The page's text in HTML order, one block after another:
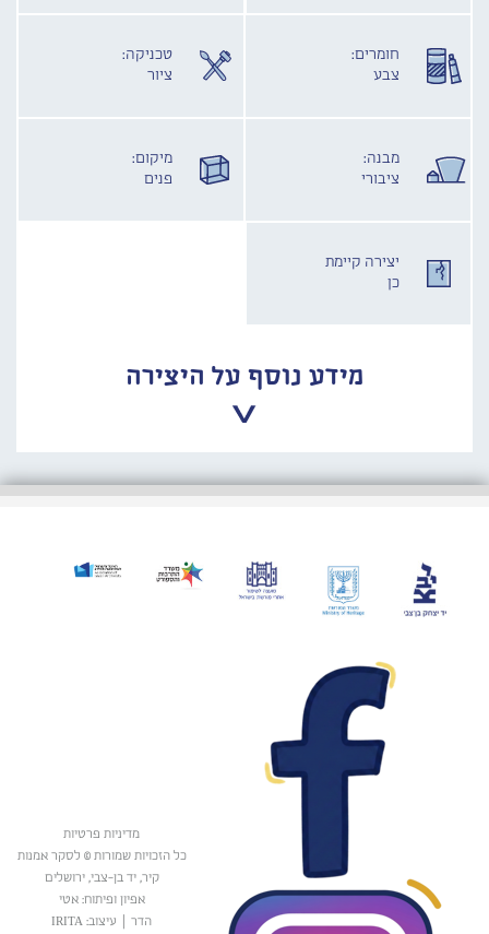
חומרים:
צבע
טכניקה:
ציור
מבנה:
ציבורי
מיקום:
פנים
יצירה קיימת
כן
מידע נוסף על היצירה
מדיניות פרטיות
כל הזכויות שמורות © לסקר אמנות
קיר, יד בן-צבי, ירושלים
אפיון ופיתוח: אטי
הדר
עיצוב: IRITA